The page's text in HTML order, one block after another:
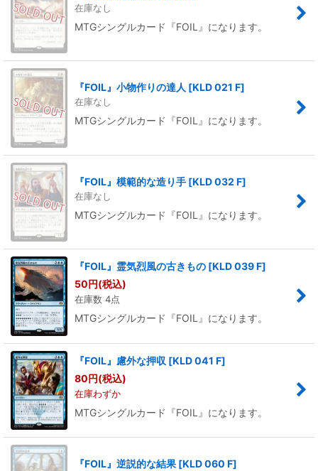
在庫なし
MTGシングルカード『FOIL』になります。
『FOIL』小物作りの達人 [KLD 021 F]
在庫なし
MTGシングルカード『FOIL』になります。
『FOIL』模範的な造り手 [KLD 032 F]
在庫なし
MTGシングルカード『FOIL』になります。
『FOIL』霊気烈風の古きもの [KLD 039 F]
50円(税込)
在庫数 4点
MTGシングルカード『FOIL』になります。
『FOIL』慮外な押収 [KLD 041 F]
80円(税込)
在庫わずか
MTGシングルカード『FOIL』になります。
『FOIL』逆説的な結果 [KLD 060 F]